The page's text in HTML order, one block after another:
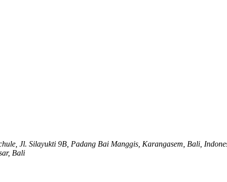
Jl. Silayukti 9B, Padang Bai Manggis, Karangasem, Bali,
Bali